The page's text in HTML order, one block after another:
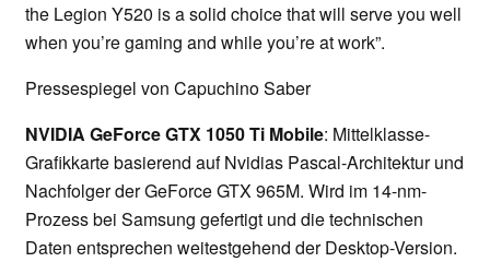
the Legion Y520 is a solid choice that will serve you well
when you’re gaming and while you’re at work”.
Pressespiegel von Capuchino Saber
NVIDIA GeForce GTX 1050 Ti Mobile: Mittelklasse-
Grafikkarte basierend auf Nvidias Pascal-Architektur und
Nachfolger der GeForce GTX 965M. Wird im 14-nm-
Prozess bei Samsung gefertigt und die technischen
Daten entsprechen weitestgehend der Desktop-Version.